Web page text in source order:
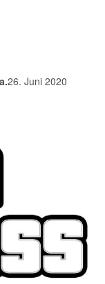
26. Juni 2020